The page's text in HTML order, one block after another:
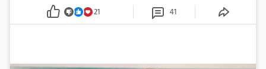
21 41